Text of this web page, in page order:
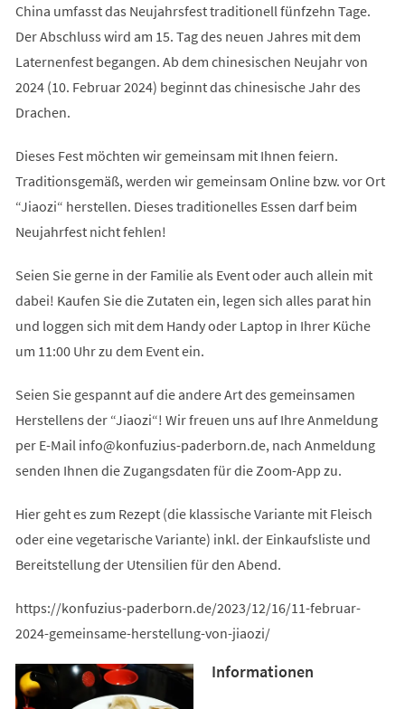
China umfasst das Neujahrsfest traditionell fünfzehn Tage.
Der Abschluss wird am 15. Tag des neuen Jahres mit dem
Laternenfest begangen. Ab dem chinesischen Neujahr von
2024 (10. Februar 2024) beginnt das chinesische Jahr des
Drachen.
Dieses Fest möchten wir gemeinsam mit Ihnen feiern.
Traditionsgemäß, werden wir gemeinsam Online bzw. vor Ort
“Jiaozi“ herstellen. Dieses traditionelles Essen darf beim
Neujahrfest nicht fehlen!
Seien Sie gerne in der Familie als Event oder auch allein mit
dabei! Kaufen Sie die Zutaten ein, legen sich alles parat hin
und loggen sich mit dem Handy oder Laptop in Ihrer Küche
um 11:00 Uhr zu dem Event ein.
Seien Sie gespannt auf die andere Art des gemeinsamen
Herstellens der “Jiaozi“! Wir freuen uns auf Ihre Anmeldung
per E-Mail info konfuzius-paderborn de, nach Anmeldung
senden Ihnen die Zugangsdaten für die Zoom-App zu.
Hier geht es zum Rezept (die klassische Variante mit Fleisch
oder eine vegetarische Variante) inkl. der Einkaufsliste und
Bereitstellung der Utensilien für den Abend.
https://konfuzius-paderborn.de/2023/12/16/11-februar-
2024-gemeinsame-herstellung-von-jiaozi/
Informationen